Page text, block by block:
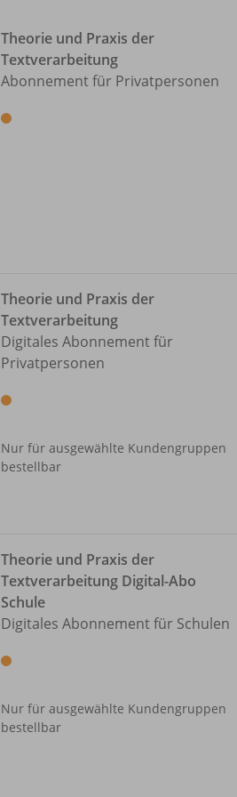
Theorie und Praxis der
Textverarbeitung
Abonnement für Privatpersonen
Theorie und Praxis der
Textverarbeitung
Digitales Abonnement für
Privatpersonen
Nur für ausgewählte Kundengruppen
bestellbar
Theorie und Praxis der
Textverarbeitung Digital-Abo
Schule
Digitales Abonnement für Schulen
Nur für ausgewählte Kundengruppen
bestellbar